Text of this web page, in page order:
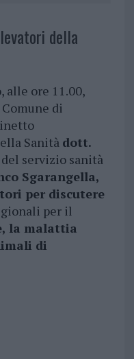
della
alle ore 11.00,
di
Sanità dott.
servizio sanità
Sgarangella,
per discutere
per il
la malattia
di